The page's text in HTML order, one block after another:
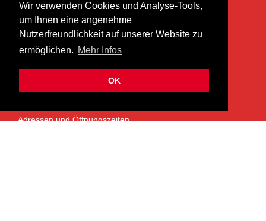
Wir verwenden Cookies und Analyse-Tools,
um Ihnen eine angenehme
Nutzerfreundlichkeit auf unserer Website zu
ermöglichen. Mehr Infos
OK
heer musik ag
Lättenstrasse 35
8952 Schlieren
info@heermusic.com
ÜBER UNS
Adressen und Öffnungszeiten